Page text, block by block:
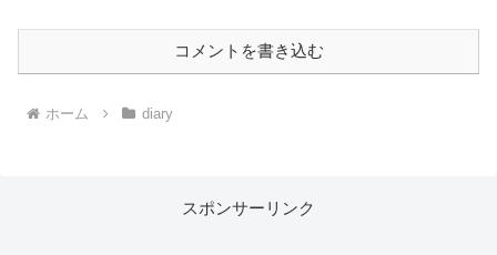
コメントを書き込む
ホーム diary
スポンサーリンク